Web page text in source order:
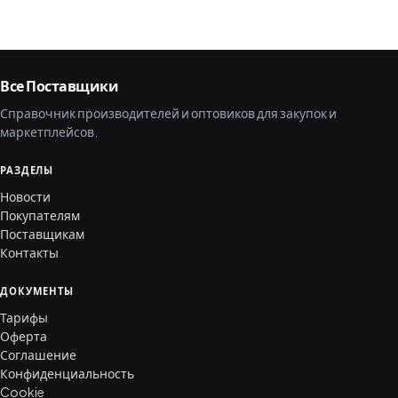
Все Поставщики
Справочник производителей и оптовиков для закупок и
маркетплейсов.
РАЗДЕЛЫ
Новости
Покупателям
Поставщикам
Контакты
ДОКУМЕНТЫ
Тарифы
Оферта
Соглашение
Конфиденциальность
Cookie